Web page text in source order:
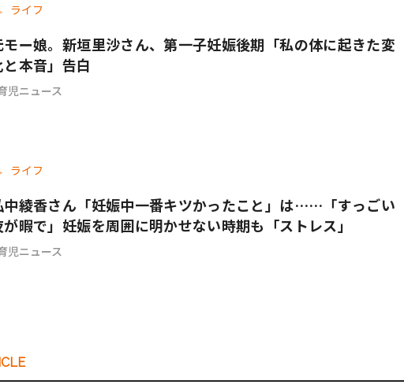
ライフ
モー娘。新垣里沙さん、第一子妊娠後期「私の体に起きた変
と本音」告白
児ニュース
ライフ
中綾香さん「妊娠中一番キツかったこと」は……「すっごい
が暇で」妊娠を周囲に明かせない時期も「ストレス」
児ニュース